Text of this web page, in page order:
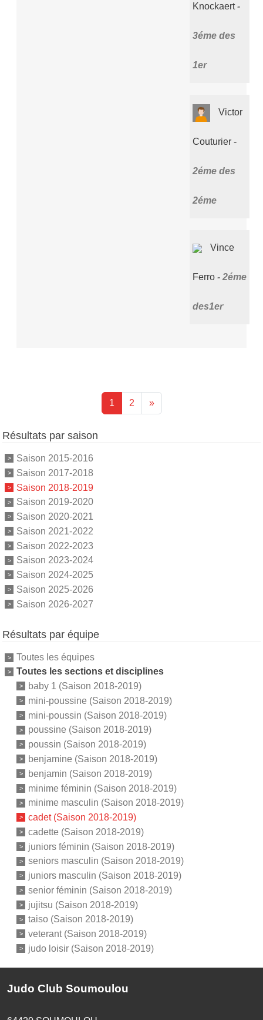
Knockaert
3éme des
1er
Victor
Couturier
2éme des
2éme
Vince
Ferro 2éme
des1er
1 2 »
Résultats par saison
Saison 2015-2016
Saison 2017-2018
Saison 2018-2019
Saison 2019-2020
Saison 2020-2021
Saison 2021-2022
Saison 2022-2023
Saison 2023-2024
Saison 2024-2025
Saison 2025-2026
Saison 2026-2027
Résultats par équipe
Toutes les équipes
Toutes les sections et disciplines
baby 1 (Saison 2018-2019)
mini-poussine (Saison 2018-2019)
mini-poussin (Saison 2018-2019)
poussine (Saison 2018-2019)
poussin (Saison 2018-2019)
benjamine (Saison 2018-2019)
benjamin (Saison 2018-2019)
minime féminin (Saison 2018-2019)
minime masculin (Saison 2018-2019)
cadet (Saison 2018-2019)
cadette (Saison 2018-2019)
juniors féminin (Saison 2018-2019)
seniors masculin (Saison 2018-2019)
juniors masculin (Saison 2018-2019)
senior féminin (Saison 2018-2019)
jujitsu (Saison 2018-2019)
taiso (Saison 2018-2019)
veterant (Saison 2018-2019)
judo loisir (Saison 2018-2019)
Judo Club Soumoulou